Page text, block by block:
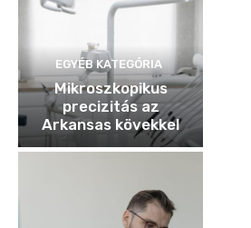
EGYÉB KATEGÓRIA
Mikroszkopikus
precizitás az
Arkansas kövekkel